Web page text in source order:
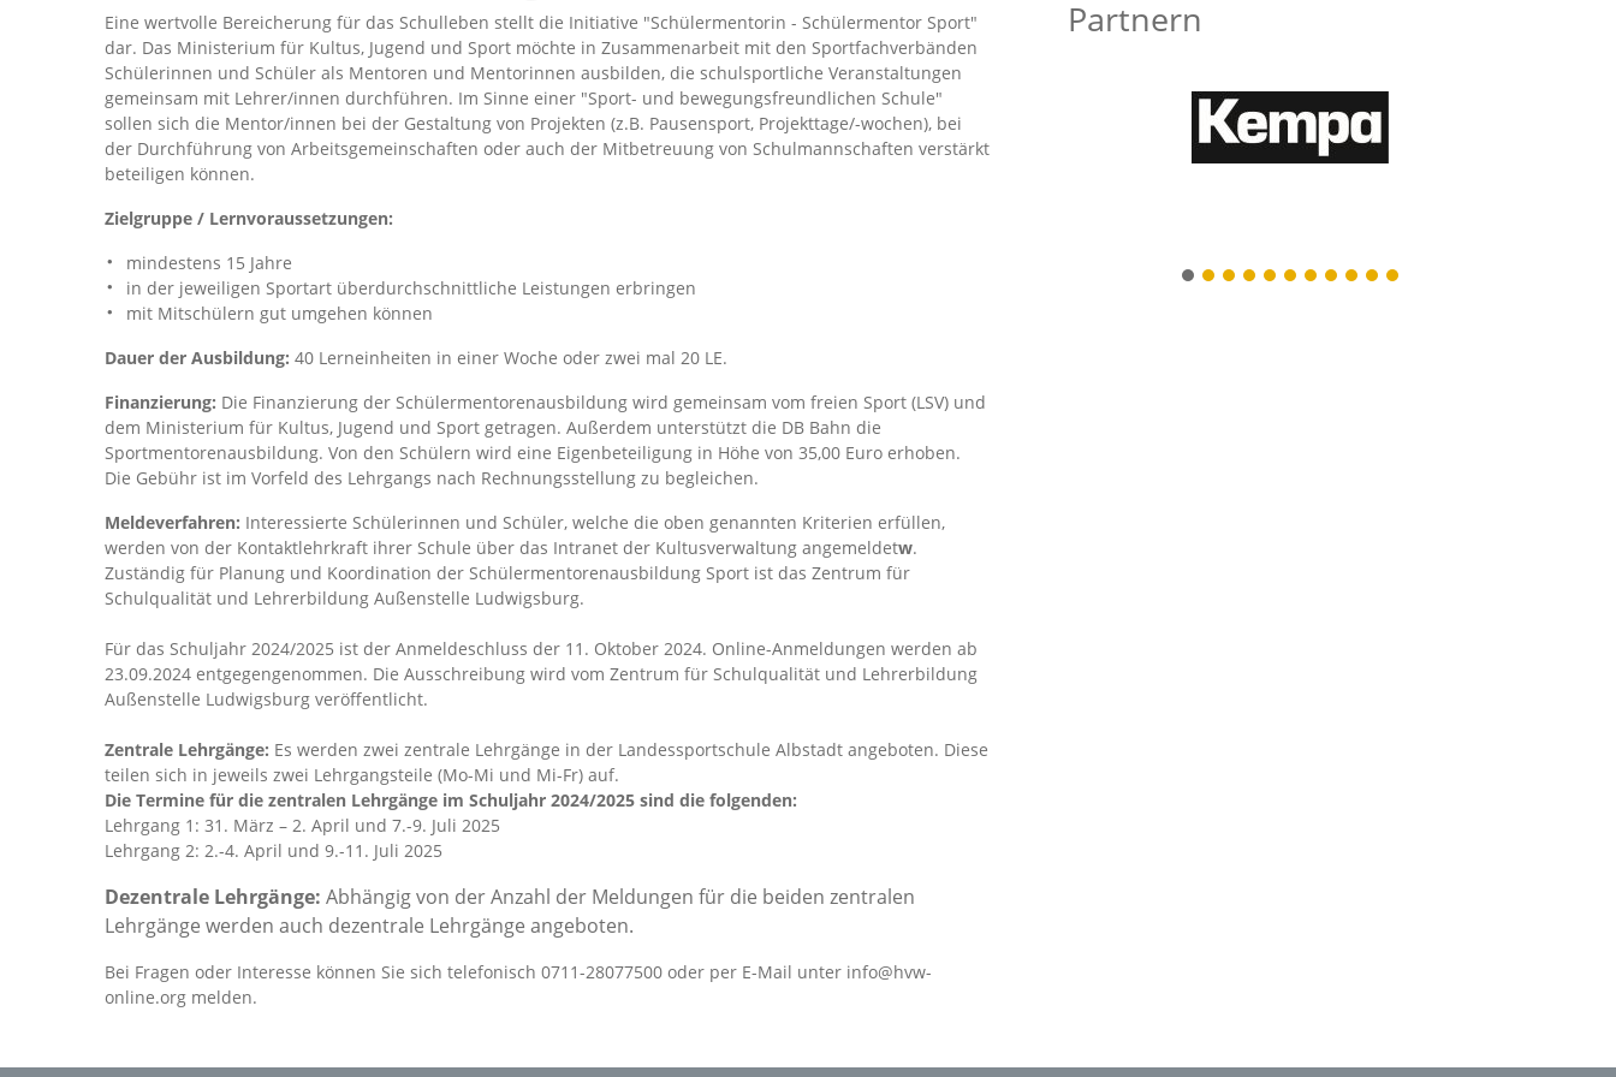
Eine wertvolle Bereicherung für das Schulleben stellt die Initiative "Schülermentorin - Schülermentor Sport"
dar. Das Ministerium für Kultus, Jugend und Sport möchte in Zusammenarbeit mit den Sportfachverbänden
Schülerinnen und Schüler als Mentoren und Mentorinnen ausbilden, die schulsportliche Veranstaltungen
gemeinsam mit Lehrer/innen durchführen. Im Sinne einer "Sport- und bewegungsfreundlichen Schule"
sollen sich die Mentor/innen bei der Gestaltung von Projekten (z.B. Pausensport, Projekttage/-wochen), bei
der Durchführung von Arbeitsgemeinschaften oder auch der Mitbetreuung von Schulmannschaften verstärkt
beteiligen können.
Zielgruppe / Lernvoraussetzungen:
mindestens 15 Jahre
in der jeweiligen Sportart überdurchschnittliche Leistungen erbringen
mit Mitschülern gut umgehen können
Dauer der Ausbildung: 40 Lerneinheiten in einer Woche oder zwei mal 20 LE.
Finanzierung: Die Finanzierung der Schülermentorenausbildung wird gemeinsam vom freien Sport (LSV) und
dem Ministerium für Kultus, Jugend und Sport getragen. Außerdem unterstützt die DB Bahn die
Sportmentorenausbildung. Von den Schülern wird eine Eigenbeteiligung in Höhe von 35,00 Euro erhoben.
Die Gebühr ist im Vorfeld des Lehrgangs nach Rechnungsstellung zu begleichen.
Meldeverfahren: Interessierte Schülerinnen und Schüler, welche die oben genannten Kriterien erfüllen,
werden von der Kontaktlehrkraft ihrer Schule über das Intranet der Kultusverwaltung angemeldetw.
Zuständig für Planung und Koordination der Schülermentorenausbildung Sport ist das Zentrum für
Schulqualität und Lehrerbildung Außenstelle Ludwigsburg.
Für das Schuljahr 2024/2025 ist der Anmeldeschluss der 11. Oktober 2024. Online-Anmeldungen werden ab
23.09.2024 entgegengenommen. Die Ausschreibung wird vom Zentrum für Schulqualität und Lehrerbildung
Außenstelle Ludwigsburg veröffentlicht.
Zentrale Lehrgänge: Es werden zwei zentrale Lehrgänge in der Landessportschule Albstadt angeboten. Diese
teilen sich in jeweils zwei Lehrgangsteile (Mo-Mi und Mi-Fr) auf.
Die Termine für die zentralen Lehrgänge im Schuljahr 2024/2025 sind die folgenden:
Lehrgang 1: 31. März – 2. April und 7.-9. Juli 2025
Lehrgang 2: 2.-4. April und 9.-11. Juli 2025
Dezentrale Lehrgänge: Abhängig von der Anzahl der Meldungen für die beiden zentralen
Lehrgänge werden auch dezentrale Lehrgänge angeboten.
Bei Fragen oder Interesse können Sie sich telefonisch 0711-28077500 oder per E-Mail unter info@hvw-
online.org melden.
Partnern
1 2 3 4 5 6 7 8 9 1011